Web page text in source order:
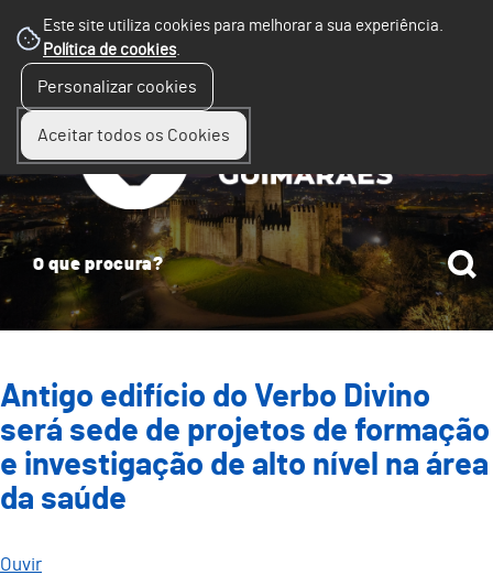
Este site utiliza cookies para melhorar a sua experiência.
Política de cookies.
Personalizar cookies
Aceitar todos os Cookies
Antigo edifício do Verbo Divino
será sede de projetos de formação
e investigação de alto nível na área
da saúde
Ouvir